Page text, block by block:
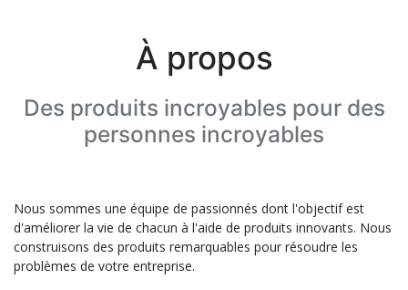
À propos
Des produits incroyables pour des
personnes incroyables
Nous sommes une équipe de passionnés dont l'objectif est
d'améliorer la vie de chacun à l'aide de produits innovants. Nous
construisons des produits remarquables pour résoudre les
problèmes de votre entreprise.